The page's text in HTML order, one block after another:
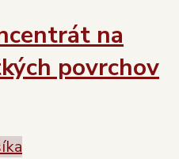
na
povrchov